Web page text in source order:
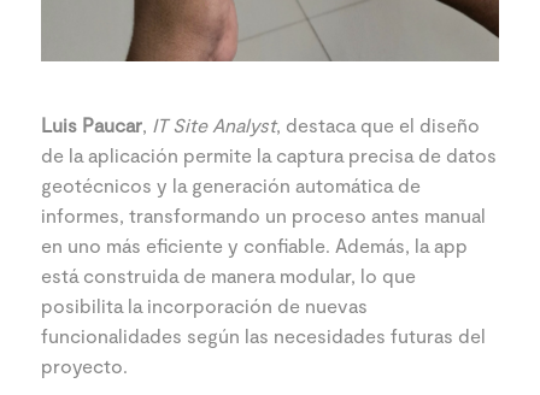
Luis Paucar, IT Site Analyst, destaca que el diseño
de la aplicación permite la captura precisa de datos
geotécnicos y la generación automática de
informes, transformando un proceso antes manual
en uno más eficiente y confiable. Además, la app
está construida de manera modular, lo que
posibilita la incorporación de nuevas
funcionalidades según las necesidades futuras del
proyecto.